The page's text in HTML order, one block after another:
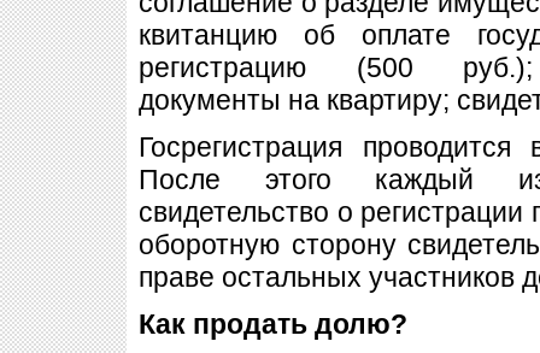
квитанцию об оплате
регистрацию (500 руб.);
документы на квартиру;
Госрегистрация
После этого каждый из
свидетельство о
оборотную сторону
праве остальных участников
Как продать долю?